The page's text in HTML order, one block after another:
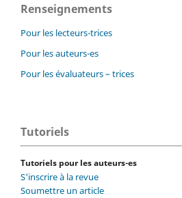
Renseignements
Pour les lecteurs-trices
Pour les auteurs-es
Pour les évaluateurs – trices
Tutoriels
Tutoriels pour les auteurs-es
S'inscrire à la revue
Soumettre un article